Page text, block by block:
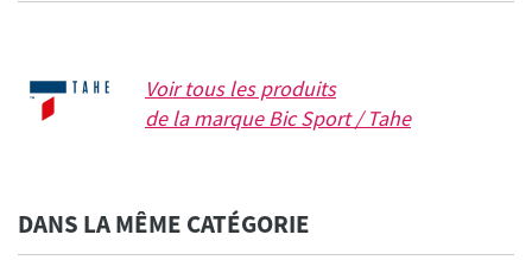
Voir tous les produits
de la marqueBic Sport / Tahe
DANS LA MÊME CATÉGORIE